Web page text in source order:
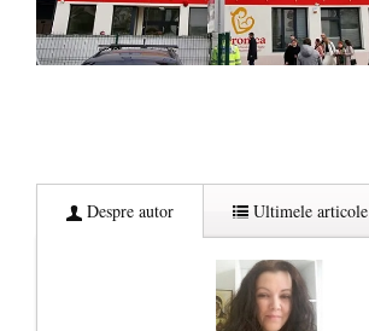
Despre autor Ultimele articole